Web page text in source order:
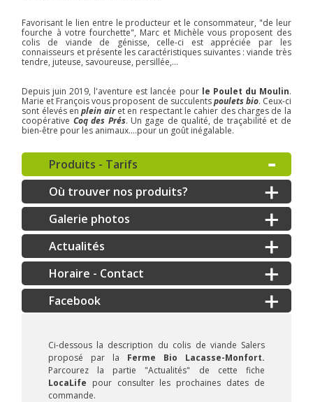
Favorisant le lien entre le producteur et le consommateur, "de leur
fourche à votre fourchette", Marc et Michèle vous proposent des
colis de viande de génisse, celle-ci est appréciée par les
connaisseurs et présente les caractéristiques suivantes : viande très
tendre, juteuse, savoureuse, persillée,...
Depuis juin 2019, l'aventure est lancée pour le Poulet du Moulin.
Marie et François vous proposent de succulentspoulets bio. Ceux-ci
sont élevés enplein airet en respectant le cahier des charges de la
coopérative Coq des Prés. Un gage de qualité, de traçabilité et de
bien-être pour les animaux....pour un goût inégalable.
Produits - Tarifs
Où trouver nos produits?
Galerie photos
Actualités
Horaire - Contact
Ci-dessous la description du colis de viande Salers
proposé par la Ferme Bio Lacasse-Monfort.
Parcourez la partie "Actualités" de cette fiche
LocaLife pour consulter les prochaines dates de
commande.